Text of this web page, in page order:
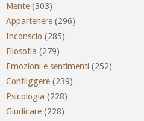
Mente (303)
Appartenere (296)
Inconscio (285)
Filosofia (279)
Emozioni e sentimenti (252)
Confliggere (239)
Psicologia (228)
Giudicare (228)